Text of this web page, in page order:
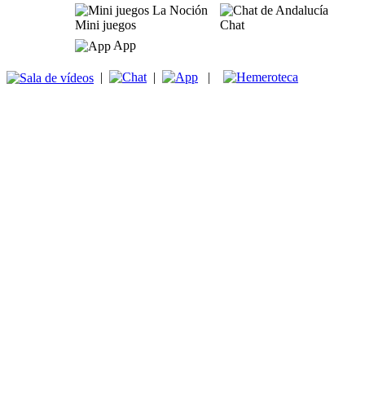
Mini juegos
Chat
App
| | |